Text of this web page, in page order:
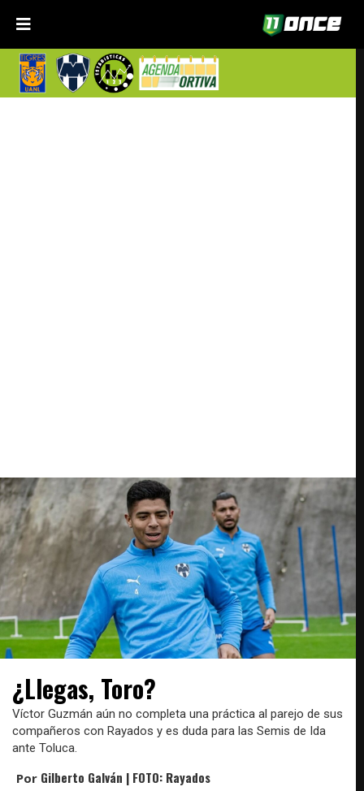
¿Llegas, Toro?
Víctor Guzmán aún no completa una práctica al parejo de sus
compañeros con Rayados y es duda para las Semis de Ida
ante Toluca.
Por Gilberto Galván | FOTO: Rayados